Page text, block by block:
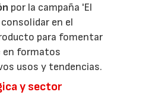
por la campaña 'El
en el
para fomentar
en formatos
usos y tendencias.
y sector